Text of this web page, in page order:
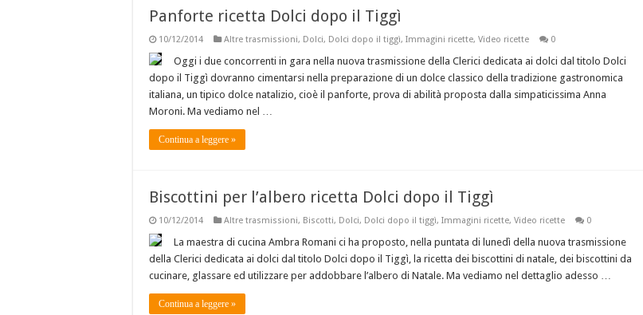
Panforte ricetta Dolci dopo il Tiggì
10/12/2014 Altre trasmissioni, Dolci, Dolci dopo il tiggì, Immagini ricette, Video ricette 0
Oggi i due concorrenti in gara nella nuova trasmissione della Clerici dedicata ai dolci dal titolo Dolci
dopo il Tiggì dovranno cimentarsi nella preparazione di un dolce classico della tradizione gastronomica
italiana, un tipico dolce natalizio, cioè il panforte, prova di abilità proposta dalla simpaticissima Anna
Moroni. Ma vediamo nel …
Continua a leggere »
Biscottini per l’albero ricetta Dolci dopo il Tiggì
10/12/2014 Altre trasmissioni, Biscotti, Dolci, Dolci dopo il tiggì, Immagini ricette, Video ricette 0
La maestra di cucina Ambra Romani ci ha proposto, nella puntata di lunedì della nuova trasmissione
della Clerici dedicata ai dolci dal titolo Dolci dopo il Tiggì, la ricetta dei biscottini di natale, dei biscottini da
cucinare, glassare ed utilizzare per addobbare l’albero di Natale. Ma vediamo nel dettaglio adesso …
Continua a leggere »